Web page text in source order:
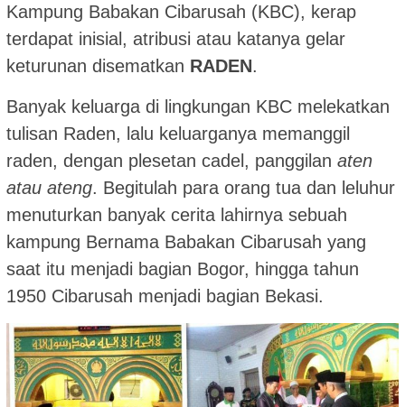
Kampung Babakan Cibarusah (KBC), kerap
terdapat inisial, atribusi atau katanya gelar
keturunan disematkan RADEN.
Banyak keluarga di lingkungan KBC melekatkan
tulisan Raden, lalu keluarganya memanggil
raden, dengan plesetan cadel, panggilan aten
atau ateng. Begitulah para orang tua dan leluhur
menuturkan banyak cerita lahirnya sebuah
kampung Bernama Babakan Cibarusah yang
saat itu menjadi bagian Bogor, hingga tahun
1950 Cibarusah menjadi bagian Bekasi.